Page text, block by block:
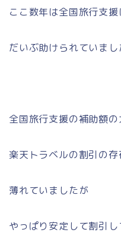
ここ数年は全国旅行支援
だいぶ助けられていまし
全国旅行支援の補助額の
楽天トラベルの割引の存
薄れていましたが
やっぱり安定して割引